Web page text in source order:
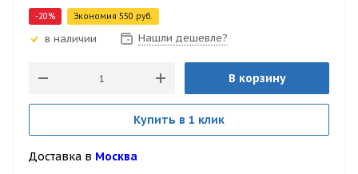
-20% Экономия 550 руб.
в наличии Нашли дешевле?
В корзину
Купить в 1 клик
Доставка в Москва